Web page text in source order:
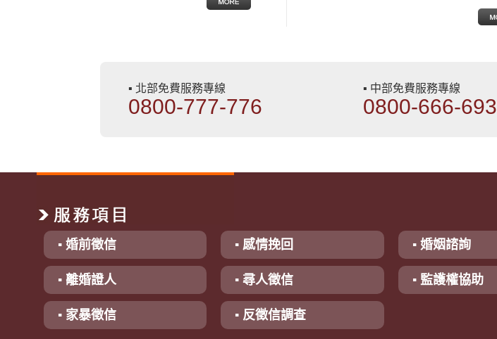
▪ 北部免費服務專線
0800-777-776
▪ 中部免費服務專線
0800-666-693
▪ 婚前徵信 ▪ 感情挽回 ▪ 婚姻諮詢
▪ 離婚證人 ▪ 尋人徵信 ▪ 監護權協助
▪ 家暴徵信 ▪ 反徵信調查